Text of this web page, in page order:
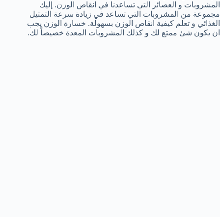
المشروبات و العصائر التي تساعدنا في انقاص الوزن. إليك
مجموعة من المشروبات التي تساعد في زيادة سرعة التمثيل
الغذائي و تعلم كيفية انقاص الوزن بسهولة. خسارة الوزن يجب
ان يكون شئ ممتع لك و كذلك المشروبات المعدة خصيصاً لك.